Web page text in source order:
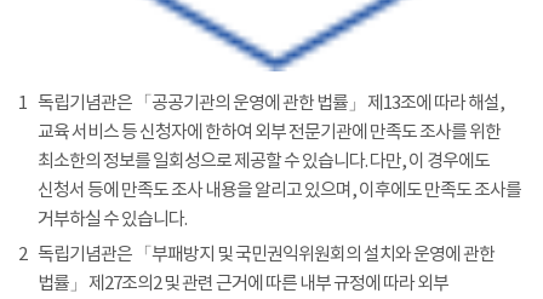
1 독립기념관은 「공공기관의 운영에 관한 법률」 제13조에 따라 해설,
교육 서비스 등 신청자에 한하여 외부 전문기관에 만족도 조사를 위한
최소한의 정보를 일회성으로 제공할 수 있습니다. 다만, 이 경우에도
신청서 등에 만족도 조사 내용을 알리고 있으며, 이후에도 만족도 조사를
거부하실 수 있습니다.
2 독립기념관은 「부패방지 및 국민권익위원회의 설치와 운영에 관한
법률」 제27조의2 및 관련 근거에 따른 내부 규정에 따라 외부